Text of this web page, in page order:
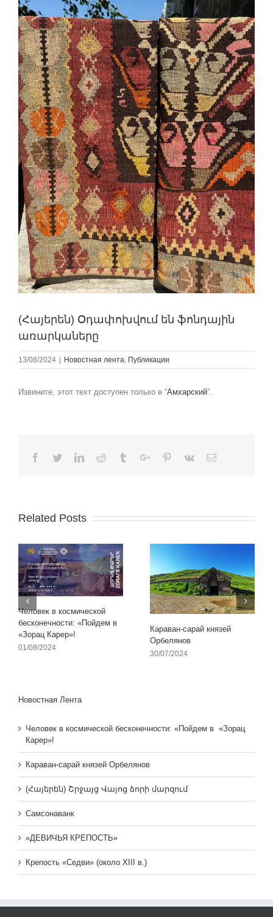
Image
(Հայերեն) Օդափոխվում են ֆոնդային
առարկաները
13/08/2024 | Новостная лента Публикации
Извините, этот техт доступен только в “Амхарский”.
Facebook
TwitterLinkedinReddit TumblrGoogle+Pinterest
Vk Email
Related Posts
Человек в космической
бесконечности: «Пойдем в
«Зорац Карер»!
01/08/2024
Караван-сарай князей
Орбелянов
30/07/2024
Новостная Лента
Человек в космической бесконечности: «Пойдем в «Зорац
Карер»!
Караван-сарай князей Орбелянов
(Հայերեն) Շրջայց Վայոց ձորի մարզում
Самсонаванк
«ДЕВИЧЬЯ КРЕПОСТЬ»
Крепость «Седви» (около XIII в.)